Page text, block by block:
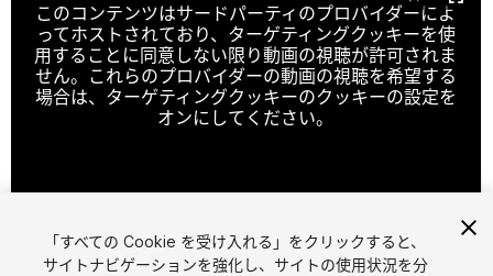
このコンテンツはサードパーティのプロバイダーによ
ってホストされており、ターゲティングクッキーを使
用することに同意しない限り動画の視聴が許可されま
せん。これらのプロバイダーの動画の視聴を希望する
場合は、ターゲティングクッキーのクッキーの設定を
オンにしてください。
1 /8
「すべての Cookie を受け入れる」をクリックすると、
サイトナビゲーションを強化し、サイトの使用状況を分